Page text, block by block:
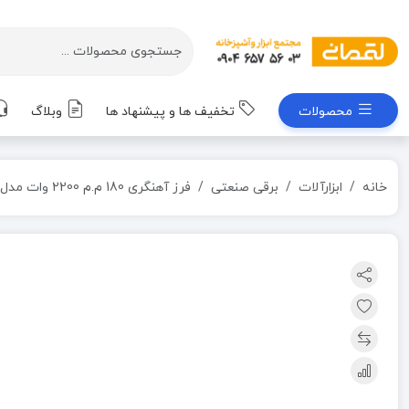
محصولات تخفیف ها و پیشنهاد ها وبلاگ
خانه ابزارآلات برقی صنعتی فرز آهنگری 180 م.م 2200 وات مدل ASM03-180 دی سی ای DCA